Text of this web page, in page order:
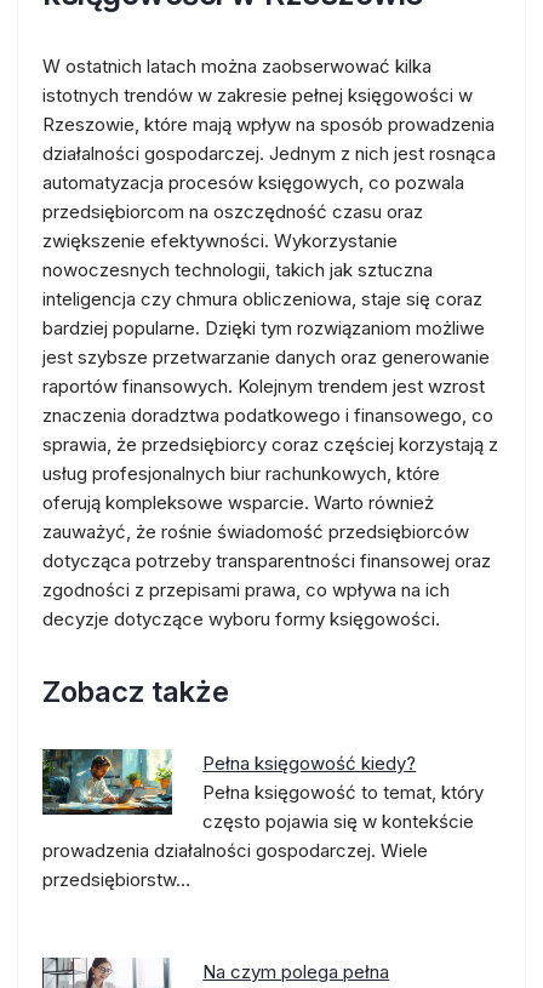
W ostatnich latach można zaobserwować kilka
istotnych trendów w zakresie pełnej księgowości w
Rzeszowie, które mają wpływ na sposób prowadzenia
działalności gospodarczej. Jednym z nich jest rosnąca
automatyzacja procesów księgowych, co pozwala
przedsiębiorcom na oszczędność czasu oraz
zwiększenie efektywności. Wykorzystanie
nowoczesnych technologii, takich jak sztuczna
inteligencja czy chmura obliczeniowa, staje się coraz
bardziej popularne. Dzięki tym rozwiązaniom możliwe
jest szybsze przetwarzanie danych oraz generowanie
raportów finansowych. Kolejnym trendem jest wzrost
znaczenia doradztwa podatkowego i finansowego, co
sprawia, że przedsiębiorcy coraz częściej korzystają z
usług profesjonalnych biur rachunkowych, które
oferują kompleksowe wsparcie. Warto również
zauważyć, że rośnie świadomość przedsiębiorców
dotycząca potrzeby transparentności finansowej oraz
zgodności z przepisami prawa, co wpływa na ich
decyzje dotyczące wyboru formy księgowości.
Zobacz także
Pełna księgowość kiedy?
Pełna księgowość to temat, który
często pojawia się w kontekście
prowadzenia działalności gospodarczej. Wiele
przedsiębiorstw…
Na czym polega pełna